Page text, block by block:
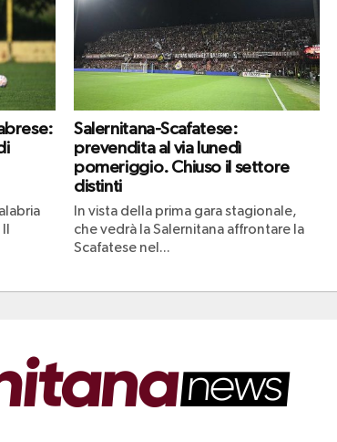
Il
Salernitana-Scafatese:
prevendita al via lunedì
pomeriggio. Chiuso il settore
distinti
In vista della prima gara stagionale,
che vedrà la Salernitana affrontare la
Scafatese nel...